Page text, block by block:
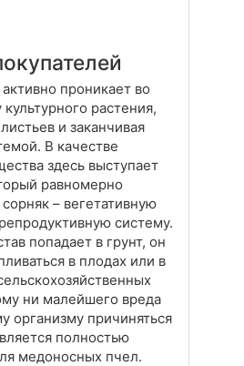
проникает во
растения,
и заканчивая
В качестве
здесь выступает
равномерно
– вегетативную
систему.
попадает в грунт, он
в плодах или в
ни малейшего вреда
организму причиняться
полностью
медоносных пчел.